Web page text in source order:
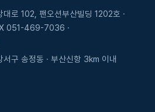
로 102, 팬오션부산빌딩 1202호 ·
051-469-7036 ·
구 송정동 · 부산신항 3km 이내